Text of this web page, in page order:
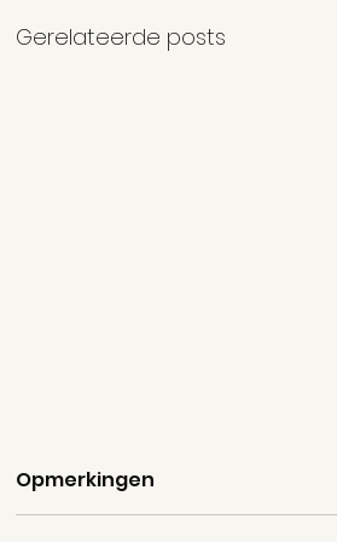
Gerelateerde posts
100 % Turks
Ik voel mij honderd procent
Opmerkingen